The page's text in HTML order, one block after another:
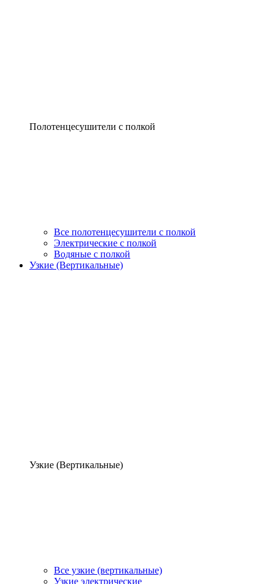
Полотенцесушители с полкой
Все полотенцесушители с полкой
Электрические с полкой
Водяные с полкой
Узкие (Вертикальные)
Узкие (Вертикальные)
Все узкие (вертикальные)
Узкие электрические